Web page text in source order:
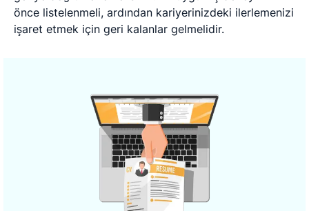
önce listelenmeli, ardından kariyerinizdeki ilerlemenizi
işaret etmek için geri kalanlar gelmelidir.